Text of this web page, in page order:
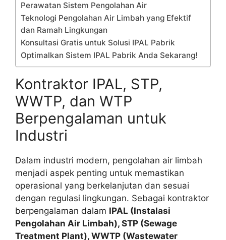
Perawatan Sistem Pengolahan Air
Teknologi Pengolahan Air Limbah yang Efektif
dan Ramah Lingkungan
Konsultasi Gratis untuk Solusi IPAL Pabrik
Optimalkan Sistem IPAL Pabrik Anda Sekarang!
Kontraktor IPAL, STP,
WWTP, dan WTP
Berpengalaman untuk
Industri
Dalam industri modern, pengolahan air limbah
menjadi aspek penting untuk memastikan
operasional yang berkelanjutan dan sesuai
dengan regulasi lingkungan. Sebagai kontraktor
berpengalaman dalam IPAL (Instalasi
Pengolahan Air Limbah), STP (Sewage
Treatment Plant), WWTP (Wastewater